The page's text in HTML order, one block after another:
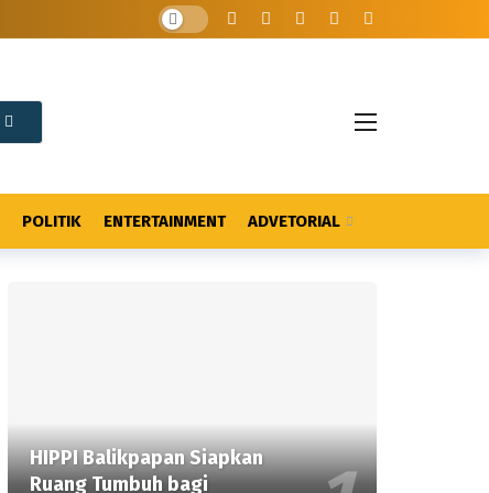
POLITIK ENTERTAINMENT ADVETORIAL
HIPPI Balikpapan Siapkan
Ruang Tumbuh bagi